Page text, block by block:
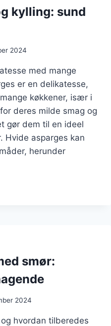
kylling: sund
2024
med mange
er en delikatesse,
køkkener, især i
deres milde smag og
gør dem til en ideel
Hvide asparges kan
herunder
smør:
2024
hvordan tilberedes